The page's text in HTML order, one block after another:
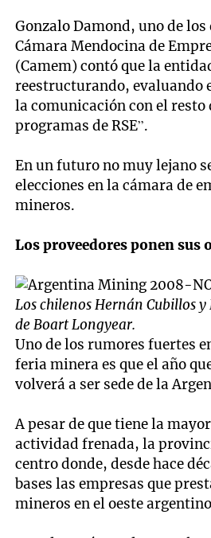
Gonzalo Damond, uno de
Cámara Mendocina de
(Camem) contó que la
reestructurando, evaluando
la comunicación con el resto
programas de RSE”.
En un futuro no muy lejano
elecciones en la cámara de
mineros.
Los proveedores ponen sus
Los chilenos Hernán Cubillos
de Boart Longyear.
Uno de los rumores fuertes
feria minera es que el año
volverá a ser sede de la
A pesar de que tiene la
actividad frenada, la
centro donde, desde hace
bases las empresas que
mineros en el oeste